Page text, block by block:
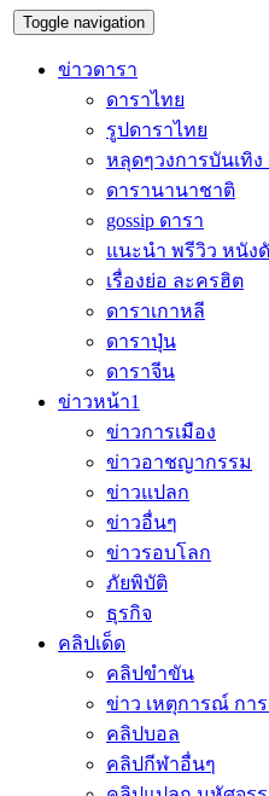
Toggle navigation
ข่าวดารา
ดาราไทย
รูปดาราไทย
หลุดๆวงการบันเทิ
ดารานานาชาติ
gossip ดารา
แนะนำ พรีวิว หนัง
เรื่องย่อ ละครฮิต
ดาราเกาหลี
ดาราปุ่น
ดาราจีน
ข่าวหน้า1
ข่าวการเมือง
ข่าวอาชญากรรม
ข่าวแปลก
ข่าวอื่นๆ
ข่าวรอบโลก
ภัยพิบัติ
ธุรกิจ
คลิปเด็ด
คลิปขำขัน
ข่าว เหตุการณ์ การ
คลิปบอล
คลิปกีฬาอื่นๆ